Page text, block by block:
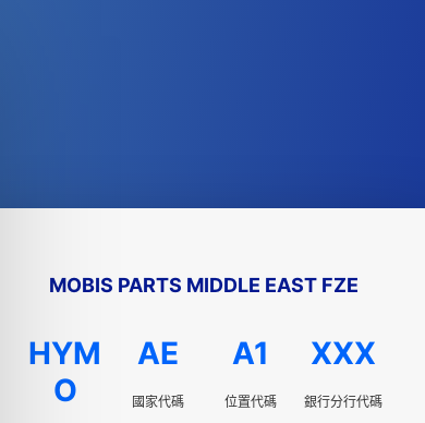
MOBIS PARTS MIDDLE EAST FZE
HYM
O
AE
國家代碼
A1
位置代碼
XXX
銀行分行代碼